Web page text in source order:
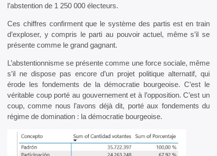
l’abstention de 1 250 000 électeurs.
Ces chiffres confirment que le système des partis est en train
d’exploser, y compris le parti au pouvoir actuel, même s’il se
présente comme le grand gagnant.
L’abstentionnisme se présente comme une force sociale, même
s’il ne dispose pas encore d’un projet politique alternatif, qui
érode les fondements de la démocratie bourgeoise. C’est le
véritable coup porté au gouvernement et à l’opposition. C’est un
coup, comme nous l’avons déjà dit, porté aux fondements du
régime de domination : la démocratie bourgeoise.